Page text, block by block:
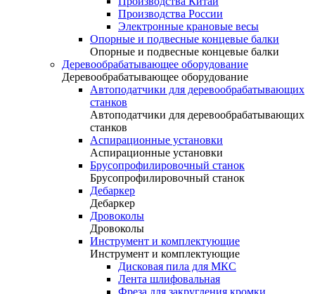
Производства России
Электронные крановые весы
Опорные и подвесные концевые балки
Опорные и подвесные концевые балки
Деревообрабатывающее оборудование
Деревообрабатывающее оборудование
Автоподатчики для деревообрабатывающих
станков
Автоподатчики для деревообрабатывающих
станков
Аспирационные установки
Аспирационные установки
Брусопрофилировочный станок
Брусопрофилировочный станок
Дебаркер
Дебаркер
Дровоколы
Дровоколы
Инструмент и комплектующие
Инструмент и комплектующие
Дисковая пила для МКС
Лента шлифовальная
Фреза для закругления кромки